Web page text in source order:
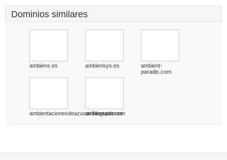
Dominios similares
ambiens.es ambiensys.es
ambient-
paradis.com
ambientacionesdeazucar.blogspot.com
ambientador.es